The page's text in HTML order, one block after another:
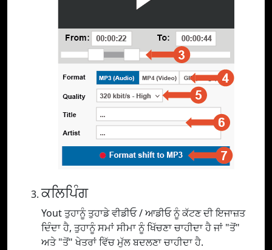
ਕਲਿਪਿੰਗ
Yout ਤੁਹਾਨੂੰ ਤੁਹਾਡੇ ਵੀਡੀਓ / ਆਡੀਓ ਨੂੰ ਕੱਟਣ ਦੀ ਇਜਾਜ਼ਤ
ਦਿੰਦਾ ਹੈ, ਤੁਹਾਨੂੰ ਸਮਾਂ ਸੀਮਾ ਨੂੰ ਖਿੱਚਣਾ ਚਾਹੀਦਾ ਹੈ ਜਾਂ "ਤੋਂ"
ਅਤੇ "ਤੋਂ" ਖੇਤਰਾਂ ਵਿੱਚ ਮੁੱਲ ਬਦਲਣਾ ਚਾਹੀਦਾ ਹੈ.